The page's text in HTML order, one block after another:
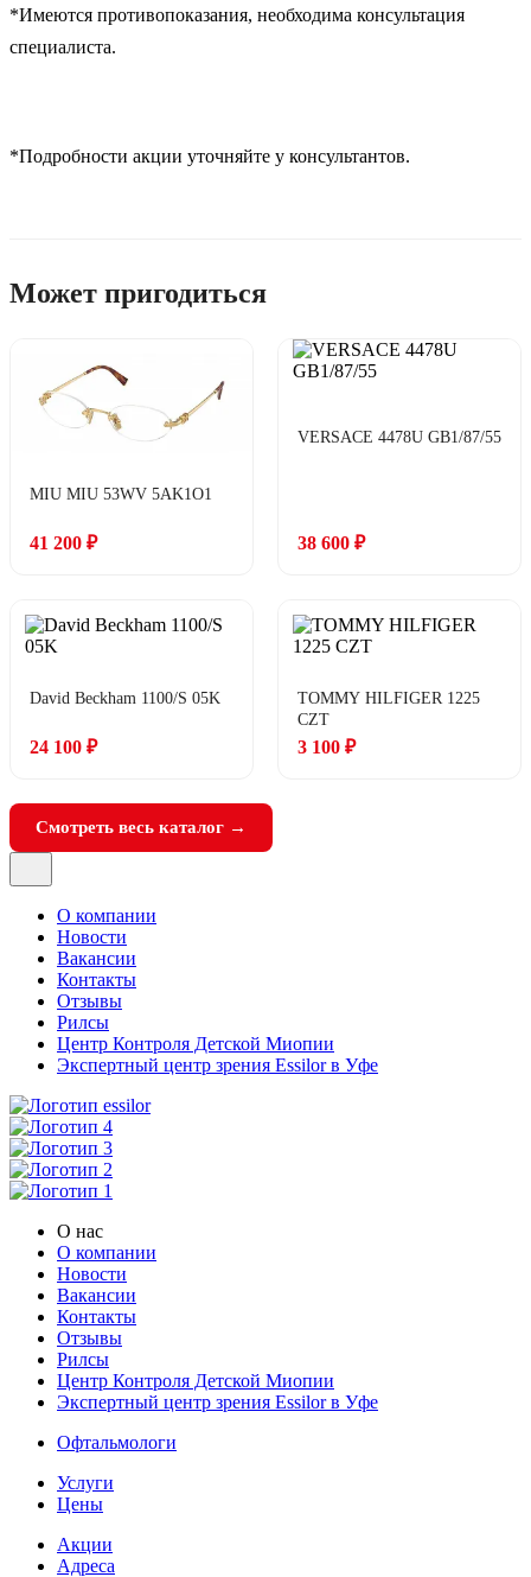
*Имеются противопоказания, необходима консультация
специалиста.
*Подробности акции уточняйте у консультантов.
Может пригодиться
MIU MIU 53WV 5AK1O1
41 200 ₽
VERSACE 4478U GB1/87/55
38 600 ₽
David Beckham 1100/S 05K
24 100 ₽
TOMMY HILFIGER 1225
CZT
3 100 ₽
Смотреть весь каталог →
О компании
Новости
Вакансии
Контакты
Отзывы
Рилсы
Центр Контроля Детской Миопии
Экспертный центр зрения Essilor в Уфе
О нас
О компании
Новости
Вакансии
Контакты
Отзывы
Рилсы
Центр Контроля Детской Миопии
Экспертный центр зрения Essilor в Уфе
Офтальмологи
Услуги
Цены
Акции
Адреса